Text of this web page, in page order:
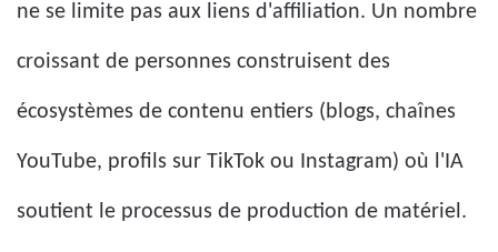
ne se limite pas aux liens d'affiliation. Un nombre
croissant de personnes construisent des
écosystèmes de contenu entiers (blogs, chaînes
YouTube, profils sur TikTok ou Instagram) où l'IA
soutient le processus de production de matériel.